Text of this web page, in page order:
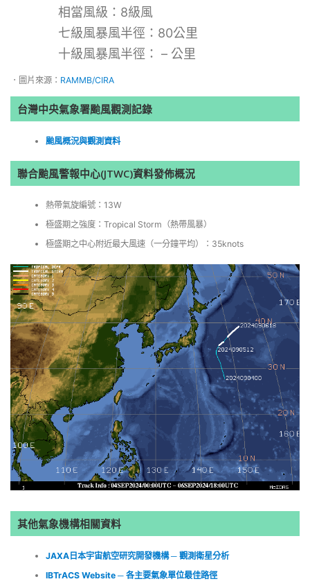
相當風級：8級風
七級風暴風半徑：80公里
十級風暴風半徑： – 公里
．圖片來源： RAMMB/CIRA
台灣中央氣象署颱風觀測記錄
颱風概況與觀測資料
聯合颱風警報中心(JTWC)資料發佈概況
熱帶氣旋編號：13W
極盛期之強度：Tropical Storm（熱帶風暴）
極盛期之中心附近最大風速（一分鐘平均）：35knots
其他氣象機構相關資料
JAXA日本宇宙航空研究開發機構 ─ 觀測衛星分析
IBTrACS Website ─ 各主要氣象單位最佳路徑